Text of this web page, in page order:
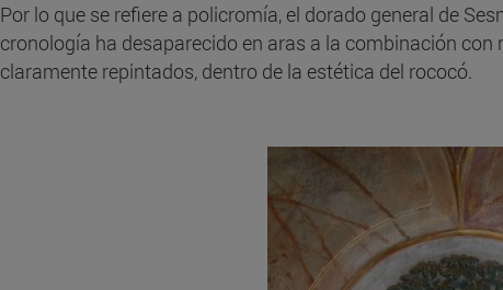
Por lo que se refiere a policromía, el dorado general de
cronología ha desaparecido en aras a la combinación
claramente repintados, dentro de la estética del rococó.